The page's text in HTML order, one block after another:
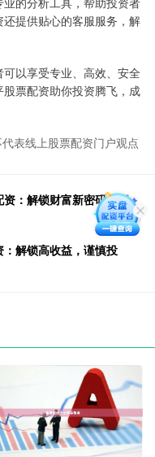
提供贴心的客服服务，解
以享受专业、高效、安全
票配资助你投资腾飞，成
表线上股票配资门户观点
：解锁财富新密码，开
解锁高收益，谨慎投